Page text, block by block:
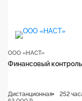
ООО «НАСТ»
Финансовый
Дистанционная
252